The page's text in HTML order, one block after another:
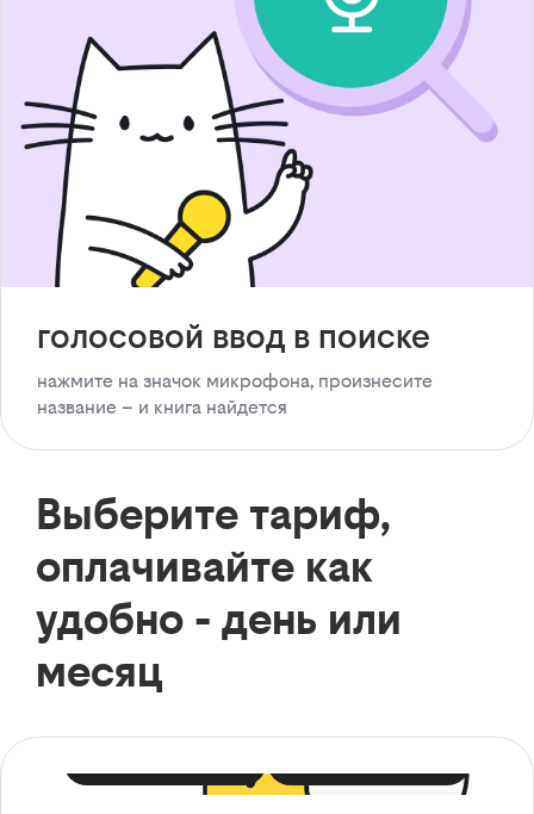
голосовой ввод в поиске
нажмите на значок микрофона, произнесите
название – и книга найдется
Выберите тариф,
оплачивайте как
удобно - день или
месяц